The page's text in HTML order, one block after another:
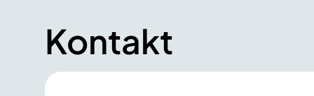
Kontakt